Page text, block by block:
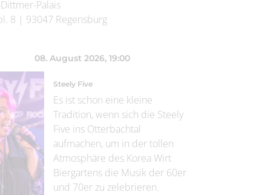
Palais
8 | 93047 Regensburg
08. August 2026, 19:00
Steely Five
Es ist schon eine kleine
Tradition, wenn sich die Steely
Five ins Otterbachtal
aufmachen, um in der tollen
Atmosphäre des Korea Wirt
Biergartens die Musik der 60er
und 70er zu zelebrieren.